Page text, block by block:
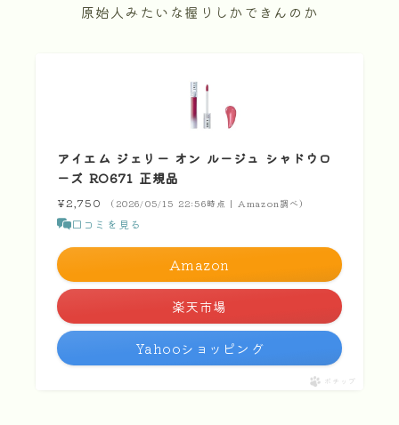
原始人みたいな握りしかできんのか
アイエム ジェリー オン ルージュ シャドウロ
ーズ RO671 正規品
¥2,750 （2026/05/15 22:56時点 | Amazon調べ）
口コミを見る
Amazon
楽天市場
Yahooショッピング
ポチップ